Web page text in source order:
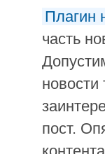
Плагин
часть
новости
пост.